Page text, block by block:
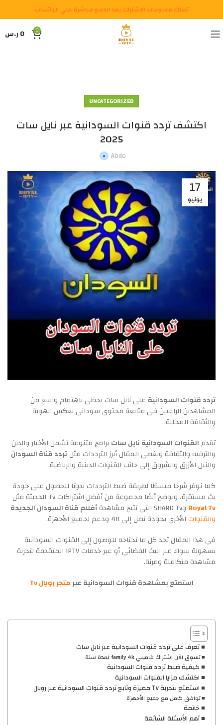
تصلك معلومات الاشتراك بعد الدفع مباشرة علي الواتساب
0
0 ر.س
UNCATEGORIZED
اكتشف تردد قنوات السودانية عبر نايل سات
2025
Abdo
17
يونيو
تردد قنوات السودانية على نايل سات يحظى باهتمام واسع من
المشاهدين الراغبين في متابعة محتوى سوداني يعكس الهوية
والثقافة المحلية.
تقدم القنوات السودانية نايل سات برامج متنوعة تشمل الأخبار والدين
والترفيه والثقافة ويغطي المقال أبرز الترددات مثلتردد قناة السودان
والنيل الأزرق والشروق إلى جانب القنوات الدينية والرياضية.
كما نوفر شرحًا مبسطًا لطريقة ضبط الترددات يدويًا للحصول على جودة
بث مستقرة، ونوضح أيضًا مجموعة من أفضل اشتراكات Tv الحديثة مثل
Royal Tv وSHARK Tv التي تتيح مشاهدة
أفلام قناة السودان الجديدة
والقنواتالأخرى بجودة تصل إلى 4K ودعم لجميع الأجهزة.
في هذا المقال تجد كل ما تحتاجه للوصول إلى القنوات السودانية
بسهولة سواء عبر البث الفضائي أو عبر خدمات IPTV المتقدمة لتجربة
مشاهدة متكاملة ومرنة.
استمتع بمشاهدة قنوات السودانية عبرمتجر رويال Tv
تعرف على تردد قنوات السودانية عبر نايل سات
تسوق الآن اشتراك فاميلي family 4k لمدة سنة
كيفية ضبط تردد قنوات السودانية
اكتشف مزايا القنوات السودانية
استمتع بتجربة Tv مميزة وتابع تردد قنوات السودانية عبر رويال
توافق كامل مع جميع الأجهزة
خاتمة
أهم الأسئلة الشائعة